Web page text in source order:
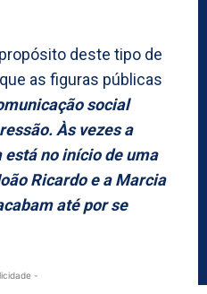
deste tipo de
as figuras públicas
social
Às vezes a
está no início de uma
Ricardo e a Marcia
até por se
-